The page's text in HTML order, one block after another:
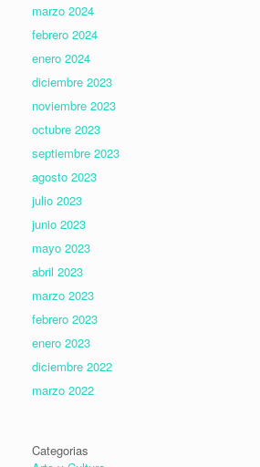
marzo 2024
febrero 2024
enero 2024
diciembre 2023
noviembre 2023
octubre 2023
septiembre 2023
agosto 2023
julio 2023
junio 2023
mayo 2023
abril 2023
marzo 2023
febrero 2023
enero 2023
diciembre 2022
marzo 2022
Categorias